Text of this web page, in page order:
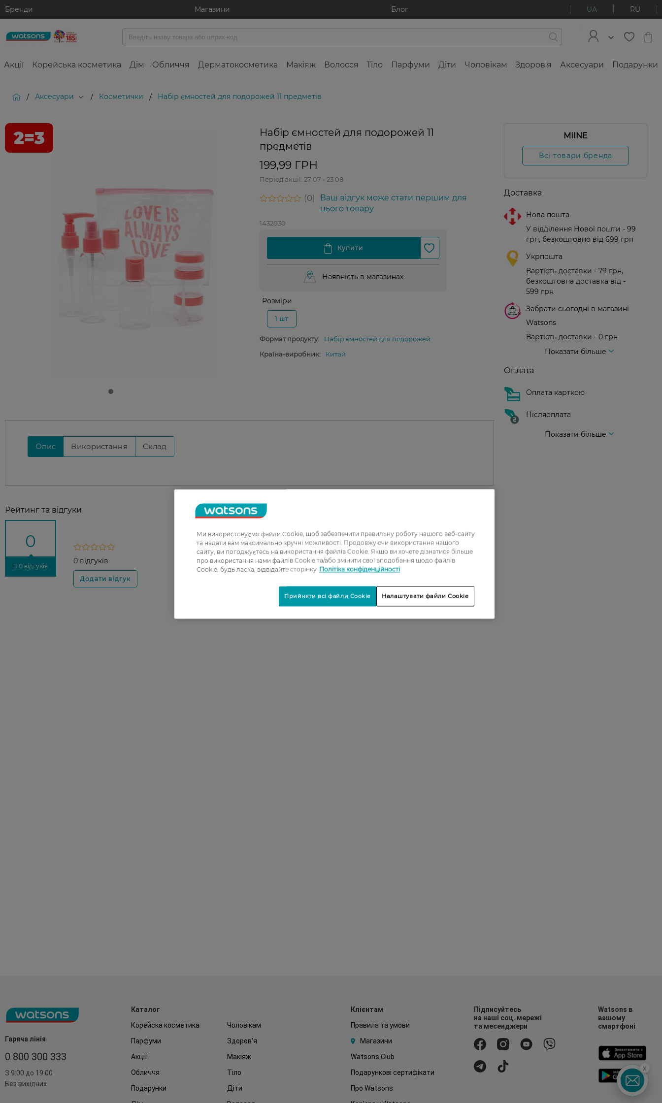
Бренди Магазини Блог UA RU
Акції Корейська косметика Дім Обличчя Дерматокосметика Макіяж Волосся Тіло Парфуми Діти Чоловікам Здоров'я Аксесуари Подарунки
/ Аксесуари / Косметички / Набір ємностей для подорожей 11 предметів
Набір ємностей для подорожей 11
предметів
199,99 ГРН
Період акції: 27 07 - 23 08
0
Ваш відгук може стати першим для
цього товару
1432030
Наявність в магазинах
Розміри
1 шт
Формат продукту:
Набір ємностей для подорожей
Країна-виробник:
Китай
Опис Використання Склад
Рейтинг та відгуки
0
З 0 відгуків
0 відгуків
1
2
3
5
MIINE
Всі товари бренда
Доставка
Нова пошта
У відділення Нової пошти - 99
грн, безкоштовно від 699 грн
Укрпошта
Вартість доставки - 79 грн,
безкоштовна доставка від -
599 грн
Забрати сьогодні в магазині
Watsons
Вартість доставки - 0 грн
Показати більше
Оплата
Оплата карткою
Післяоплата
Показати більше
Гаряча лінія
0 800 300 333
З 9:00 до 19:00
Без вихідних
Каталог
Корейска косметика
Чоловікам
Парфуми
Здоров'я
Акції
Макіяж
Обличчя
Тіло
Подарунки
Діти
Клієнтам
Правила та умови
Магазини
Watsons Club
Подарункові сертифікати
Про Watsons
Підписуйтесь
на наші соц. мережі
та месенджери
Watsons в
вашому
смартфоні
x
Ми використовуємо файли Cookie, щоб забезпечити правильну роботу нашого веб-сайту
та надати вам максимально зручні можливості. Продовжуючи використання нашого
сайту, ви погоджуєтесь на використання файлів Cookie. Якщо ви хочете дізнатися більше
про використання нами файлів Cookie та/або змінити свої вподобання щодо файлів
Cookie, будь ласка, відвідайте сторінку Політіка конфіденційності
Налаштувати файли Cookie
Прийняти всі файли Cookie